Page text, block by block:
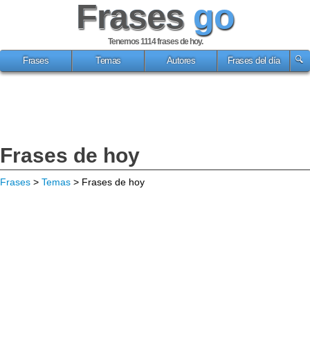
Frases go
Tenemos 1114frases de hoy.
Frases
Temas Autores Frases del día
Frases de hoy
Frases > Temas > Frases de hoy